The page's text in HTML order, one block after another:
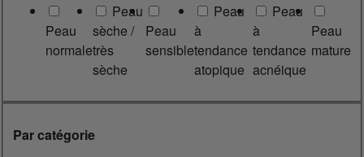
Peau
normale
Peau
sèche /
très
sèche
Peau
sensible
Peau
à
tendance
atopique
Peau
à
tendance
acnéique
Peau
mature
Par catégorie